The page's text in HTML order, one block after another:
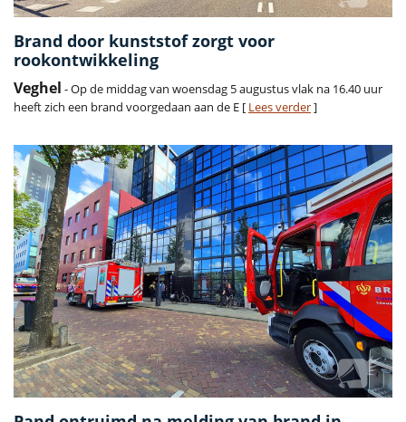
Brand door kunststof zorgt voor
rookontwikkeling
Veghel - Op de middag van woensdag 5 augustus vlak na 16.40 uur
heeft zich een brand voorgedaan aan de E [ Lees verder]